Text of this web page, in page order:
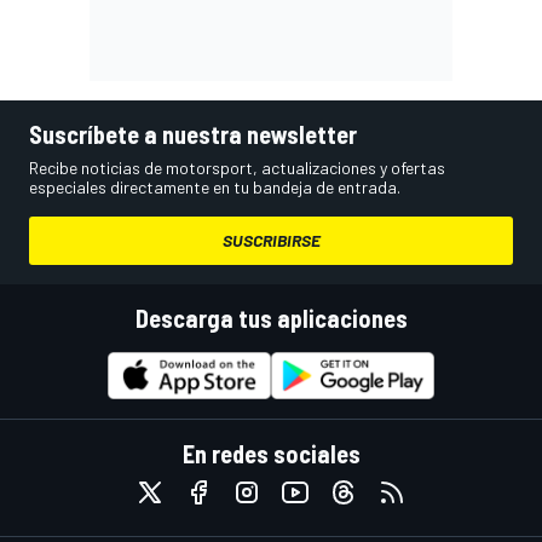
Suscríbete a nuestra newsletter
Recibe noticias de motorsport, actualizaciones y ofertas
especiales directamente en tu bandeja de entrada.
SUSCRIBIRSE
Descarga tus aplicaciones
En redes sociales